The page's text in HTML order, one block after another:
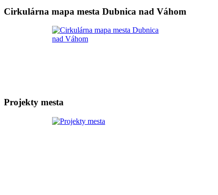
Cirkulárna mapa mesta Dubnica nad Váhom
Projekty mesta